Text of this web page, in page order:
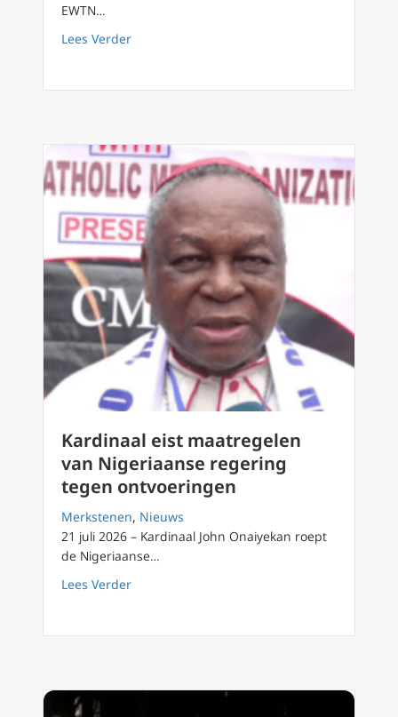
EWTN…
Lees Verderabout Paus Leo XIV pleit voor vrede en
Kardinaal eist maatregelen
van Nigeriaanse regering
tegen ontvoeringen
Merkstenen, Nieuws
21 juli 2026 – Kardinaal John Onaiyekan roept
de Nigeriaanse…
Lees Verderabout Kardinaal eist maatregelen van